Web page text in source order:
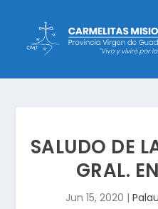
SALUDO DE
GRAL.
Jun 15, 2020 |